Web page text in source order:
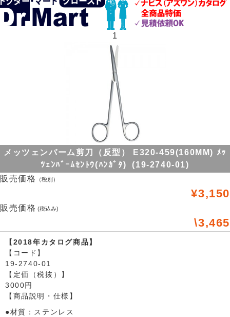
1
メッツェンバーム剪刀（反型） E320-459(160MM) ﾒｯ
ﾂｪﾝﾊﾞｰﾑｾﾝﾄｳ(ﾊﾝｶﾞﾀ) (19-2740-01)
販売価格
（税別）
¥3,150
販売価格 (税込み)
\3,465
【2018年カタログ商品】
【コード】
19-2740-01
【定価（税抜）】
3000円
【商品説明・仕様】
●材質：ステンレス